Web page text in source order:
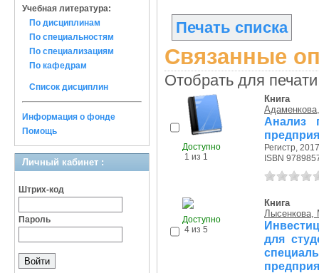
Учебная литература:
По дисциплинам
По специальностям
По специализациям
По кафедрам
Список дисциплин
Информация о фонде
Помощь
Личный кабинет :
Штрих-код
Пароль
Печать списка
Связанные
Отобрать для
Доступно
1 из 1
Книга
Анализ
Регистр, 2017
ISBN
Доступно
4 из 5
Книга
для